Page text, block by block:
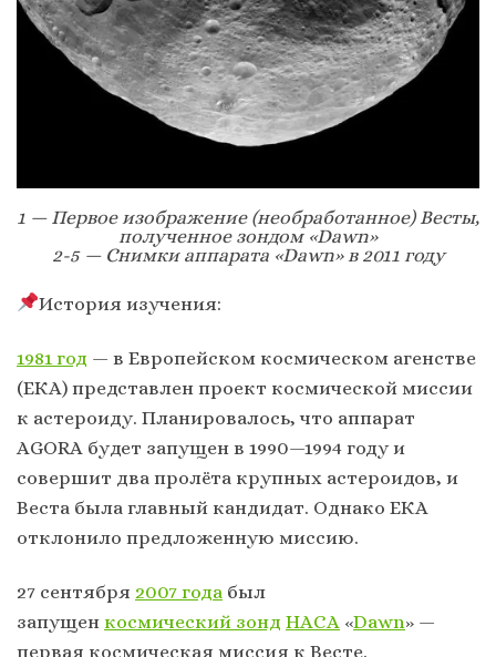
1 — Первое изображение (необработанное) Весты,
полученное зондом «Dawn»
2-5 — Снимки аппарата «Dawn» в 2011 году
История изучения:
1981 год — в Европейском космическом агенстве
(EКA) представлен проект космической миссии
к астероиду. Планировалось, что аппарат
AGORA будет запущен в 1990—1994 году и
совершит два пролёта крупных астероидов, и
Веста была главный кандидат. Однако EКA
отклонило предложенную миссию.
27 сентября 2007 года был
запущен космический зонд НАСА «Dawn» —
первая космическая миссия к Весте.